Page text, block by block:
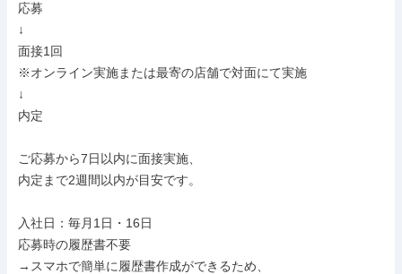
応募
↓
面接1回
※オンライン実施または最寄の店舗で対面にて実施
↓
内定
ご応募から7日以内に面接実施、
内定まで2週間以内が目安です。
入社日：毎月1日・16日
応募時の履歴書不要
→スマホで簡単に履歴書作成ができるため、